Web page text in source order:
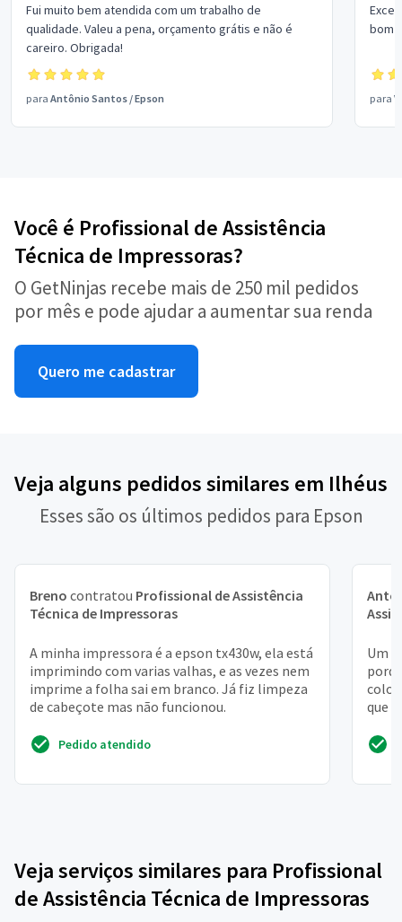
Fui muito bem atendida com um trabalho de
qualidade. Valeu a pena, orçamento grátis e não é
careiro. Obrigada!
para Antônio Santos /Epson
bom
para
Você é Profissional de Assistência
Técnica de Impressoras?
O GetNinjas recebe mais de 250 mil pedidos
por mês e pode ajudar a aumentar sua renda
Quero me cadastrar
Veja alguns pedidos similares em Ilhéus
Esses são os últimos pedidos para Epson
Breno contratou Profissional de Assistência
Técnica de Impressoras
A minha impressora é a epson tx430w, ela está
imprimindo com varias valhas, e as vezes nem
imprime a folha sai em branco. Já fiz limpeza
de cabeçote mas não funcionou.
Pedido atendido
Um
que
Veja serviços similares para Profissional
de Assistência Técnica de Impressoras